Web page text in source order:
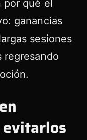
por qué el
ganancias
sesiones
regresando